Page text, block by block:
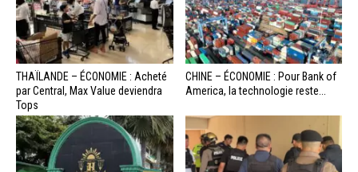
THAÏLANDE – ÉCONOMIE : Acheté
par Central, Max Value deviendra
Tops
CHINE – ÉCONOMIE : Pour Bank of
America, la technologie reste...